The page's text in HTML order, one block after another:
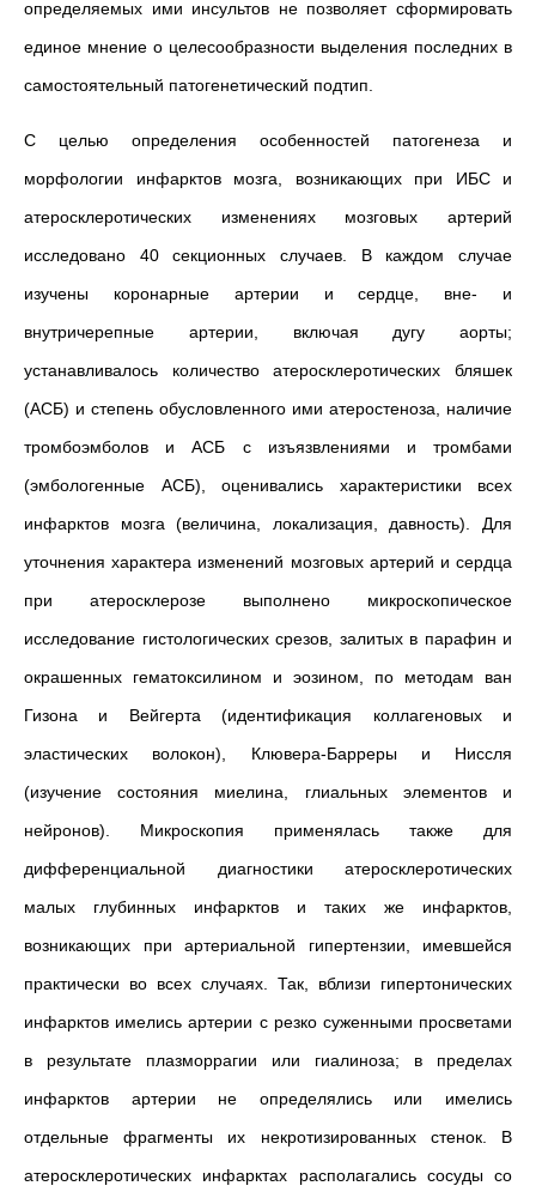
определяемых ими инсультов не позволяет сформировать
единое мнение о целесообразности выделения последних в
самостоятельный патогенетический подтип.
С целью определения особенностей патогенеза и
морфологии инфарктов мозга, возникающих при ИБС и
атеросклеротических изменениях мозговых артерий
исследовано 40 секционных случаев. В каждом случае
изучены коронарные артерии и сердце, вне- и
внутричерепные артерии, включая дугу аорты;
устанавливалось количество атеросклеротических бляшек
(АСБ) и степень обусловленного ими атеростеноза, наличие
тромбоэмболов и АСБ с изъязвлениями и тромбами
(эмбологенные АСБ), оценивались характеристики всех
инфарктов мозга (величина, локализация, давность). Для
уточнения характера изменений мозговых артерий и сердца
при атеросклерозе выполнено микроскопическое
исследование гистологических срезов, залитых в парафин и
окрашенных гематоксилином и эозином, по методам ван
Гизона и Вейгерта (идентификация коллагеновых и
эластических волокон), Клювера-Барреры и Ниссля
(изучение состояния миелина, глиальных элементов и
нейронов). Микроскопия применялась также для
дифференциальной диагностики атеросклеротических
малых глубинных инфарктов и таких же инфарктов,
возникающих при артериальной гипертензии, имевшейся
практически во всех случаях. Так, вблизи гипертонических
инфарктов имелись артерии с резко суженными просветами
в результате плазморрагии или гиалиноза; в пределах
инфарктов артерии не определялись или имелись
отдельные фрагменты их некротизированных стенок. В
атеросклеротических инфарктах располагались сосуды со